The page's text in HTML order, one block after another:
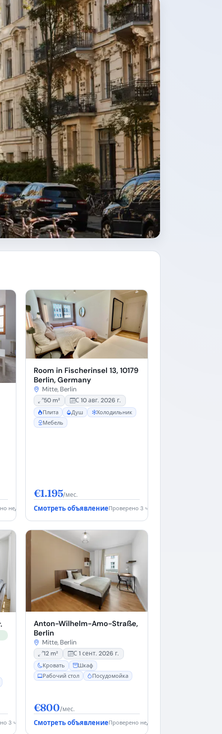
недавно
Room in Fischerinsel 13, 10179
Berlin, Germany
Mitte, Berlin
50 m² С 10 авг. 2026 г.
Плита Душ
Холодильник
Мебель
€1.195/мес.
Смотреть объявлениеПроверено 3 ч. назад
3 ч. назад
Anton-Wilhelm-Amo-Straße,
Berlin
Mitte, Berlin
12 m² С 1 сент. 2026 г.
Кровать
Шкаф
Рабочий стол
Посудомойка
€800/мес.
Смотреть объявлениеПроверено недавно